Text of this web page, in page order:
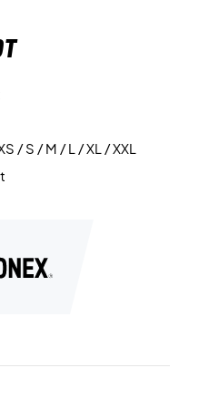
/ S / M / L / XL / XXL